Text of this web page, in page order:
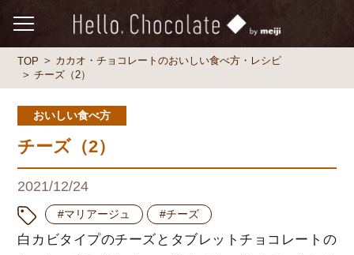
TOP
カカオ・チョコレートのおいしい食べ方・レシピ
チーズ（2）
おいしい食べ方
チーズ（2）
2021/12/24
#マリアージュ #チーズ
白カビタイプのチーズとタブレットチョコレートの